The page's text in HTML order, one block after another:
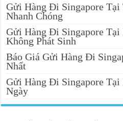
Gửi Hàng Đi Singapore
Nhanh Chóng
Gửi Hàng Đi Singapore Tại
Không Phát Sinh
Báo Giá Gửi Hàng Đi
Nhất
Gửi Hàng Đi Singapore
Ngày